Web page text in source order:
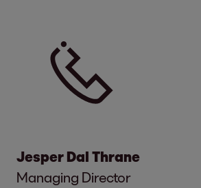
Jesper Dal Thrane
Managing Director